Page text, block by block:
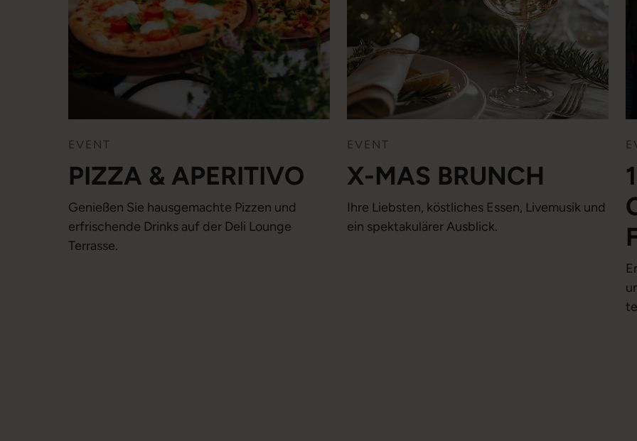
EVENT
PIZZA & APERITIVO
Genießen Sie hausgemachte Pizzen und
erfrischende Drinks auf der Deli Lounge
Terrasse.
EVENT
X-MAS BRUNCH
Ihre Liebsten, köstliches Essen, Livemusik und
ein spektakulärer Ausblick.